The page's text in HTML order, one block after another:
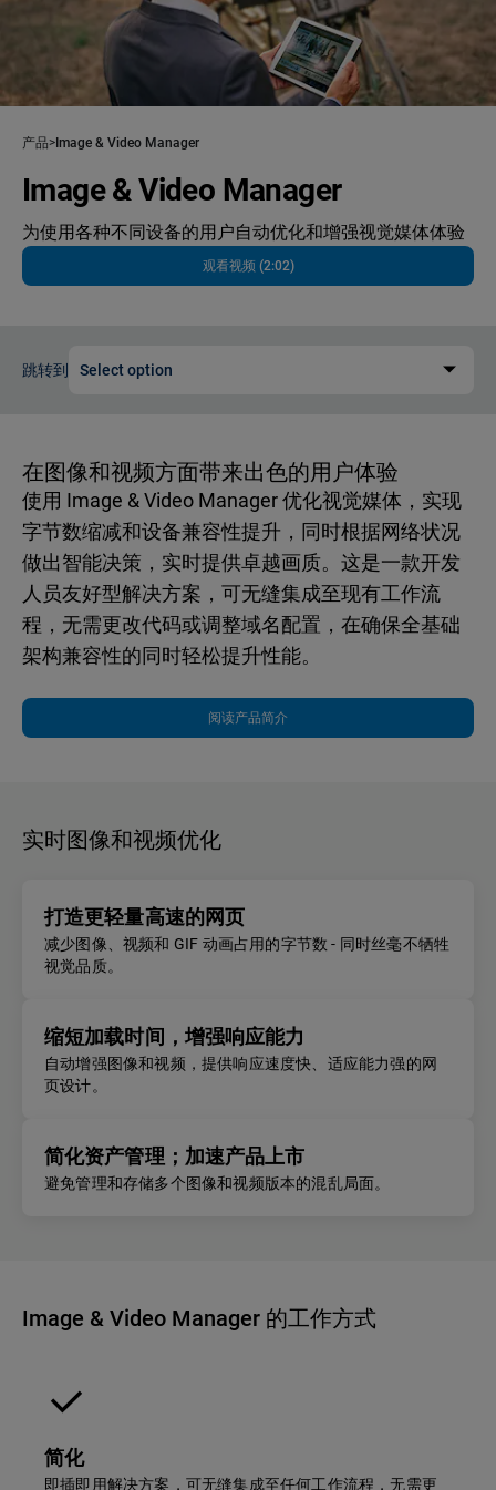
产品 Image & Video Manager
Image & Video Manager
为使用各种不同设备的用户自动优化和增强视觉媒体体验
观看视频 (2:02)
跳转到 Select option
在图像和视频方面带来出色的用户体验
使用 Image & Video Manager 优化视觉媒体，实现
字节数缩减和设备兼容性提升，同时根据网络状况
做出智能决策，实时提供卓越画质。这是一款开发
人员友好型解决方案，可无缝集成至现有工作流
程，无需更改代码或调整域名配置，在确保全基础
架构兼容性的同时轻松提升性能。
阅读产品简介
实时图像和视频优化
打造更轻量高速的网页
减少图像、视频和 GIF 动画占用的字节数 - 同时丝毫不牺牲
视觉品质。
缩短加载时间，增强响应能力
自动增强图像和视频，提供响应速度快、适应能力强的网
页设计。
简化资产管理；加速产品上市
避免管理和存储多个图像和视频版本的混乱局面。
Image & Video Manager 的工作方式
简化
即插即用解决方案，可无缝集成至任何工作流程，无需更